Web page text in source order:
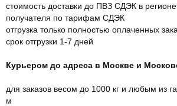
стоимость доставки до ПВЗ СДЭК в
получателя по тарифам СДЭК
отгрузка только полностью оплаченных
срок отгрузки 1-7 дней
Курьером до адреса в Москве и
для заказов весом до 1000 кг и любым из
м